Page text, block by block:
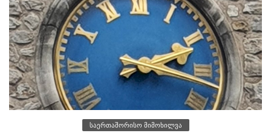
საერთაშორისო მიმოხილვა